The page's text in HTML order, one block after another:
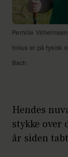
Pernille
fokus er på fysisk
Bach
Hendes
stykke over
år siden